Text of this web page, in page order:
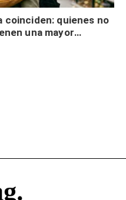
coinciden: quienes no
una mayor
físicos y no es por